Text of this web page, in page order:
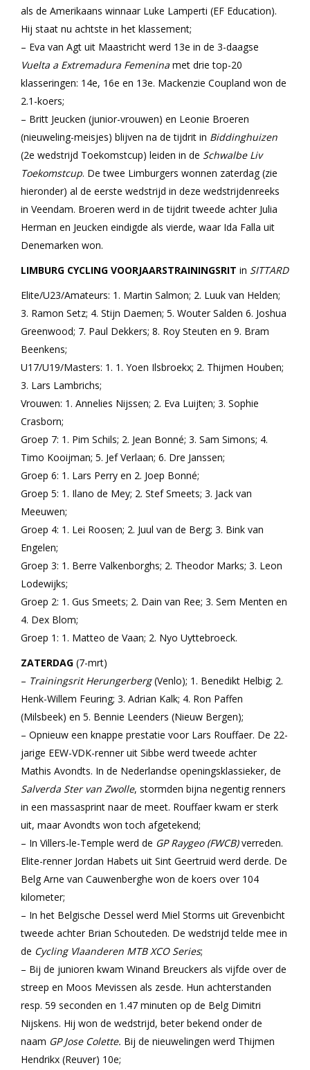
als de Amerikaans winnaar Luke Lamperti (EF Education).
Hij staat nu achtste in het klassement;
– Eva van Agt uit Maastricht werd 13e in de 3-daagse
Vuelta a Extremadura Femenina met drie top-20
klasseringen: 14e, 16e en 13e. Mackenzie Coupland won de
2.1-koers;
– Britt Jeucken (junior-vrouwen) en Leonie Broeren
(nieuweling-meisjes) blijven na de tijdrit in Biddinghuizen
(2e wedstrijd Toekomstcup) leiden in de Schwalbe Liv
Toekomstcup. De twee Limburgers wonnen zaterdag (zie
hieronder) al de eerste wedstrijd in deze wedstrijdenreeks
in Veendam. Broeren werd in de tijdrit tweede achter Julia
Herman en Jeucken eindigde als vierde, waar Ida Falla uit
Denemarken won.
LIMBURG CYCLING VOORJAARSTRAININGSRIT in SITTARD
Elite/U23/Amateurs: 1. Martin Salmon; 2. Luuk van Helden;
3. Ramon Setz; 4. Stijn Daemen; 5. Wouter Salden 6. Joshua
Greenwood; 7. Paul Dekkers; 8. Roy Steuten en 9. Bram
Beenkens;
U17/U19/Masters: 1. 1. Yoen Ilsbroekx; 2. Thijmen Houben;
3. Lars Lambrichs;
Vrouwen: 1. Annelies Nijssen; 2. Eva Luijten; 3. Sophie
Crasborn;
Groep 7: 1. Pim Schils; 2. Jean Bonné; 3. Sam Simons; 4.
Timo Kooijman; 5. Jef Verlaan; 6. Dre Janssen;
Groep 6: 1. Lars Perry en 2. Joep Bonné;
Groep 5: 1. Ilano de Mey; 2. Stef Smeets; 3. Jack van
Meeuwen;
Groep 4: 1. Lei Roosen; 2. Juul van de Berg; 3. Bink van
Engelen;
Groep 3: 1. Berre Valkenborghs; 2. Theodor Marks; 3. Leon
Lodewijks;
Groep 2: 1. Gus Smeets; 2. Dain van Ree; 3. Sem Menten en
4. Dex Blom;
Groep 1: 1. Matteo de Vaan; 2. Nyo Uyttebroeck.
ZATERDAG (7-mrt)
– Trainingsrit Herungerberg(Venlo); 1. Benedikt Helbig; 2.
Henk-Willem Feuring; 3. Adrian Kalk; 4. Ron Paffen
(Milsbeek) en 5. Bennie Leenders (Nieuw Bergen);
– Opnieuw een knappe prestatie voor Lars Rouffaer. De 22-
jarige EEW-VDK-renner uit Sibbe werd tweede achter
Mathis Avondts. In de Nederlandse openingsklassieker, de
Salverda Ster van Zwolle, stormden bijna negentig renners
in een massasprint naar de meet. Rouffaer kwam er sterk
uit, maar Avondts won toch afgetekend;
– In Villers-le-Temple werd de GP Raygeo (FWCB)verreden.
Elite-renner Jordan Habets uit Sint Geertruid werd derde. De
Belg Arne van Cauwenberghe won de koers over 104
kilometer;
– In het Belgische Dessel werd Miel Storms uit Grevenbicht
tweede achter Brian Schouteden. De wedstrijd telde mee in
de Cycling Vlaanderen MTB XCO Series;
– Bij de junioren kwam Winand Breuckers als vijfde over de
streep en Moos Mevissen als zesde. Hun achterstanden
resp. 59 seconden en 1.47 minuten op de Belg Dimitri
Nijskens. Hij won de wedstrijd, beter bekend onder de
naam GP Jose Colette. Bij de nieuwelingen werd Thijmen
Hendrikx (Reuver) 10e;